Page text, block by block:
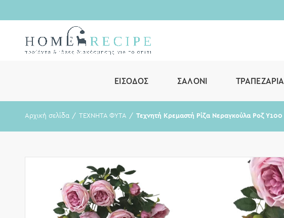
ΕΊΣΟΔΟΣ ΣΑΛΌΝΙ ΤΡΑΠΕΖΑΡΊΑ
Αρχική σελίδα ΤΕΧΝΗΤΑ ΦΥΤΑ Τεχνητή Κρεμαστή Ρίζα Νεραγκούλα Ροζ Υ100